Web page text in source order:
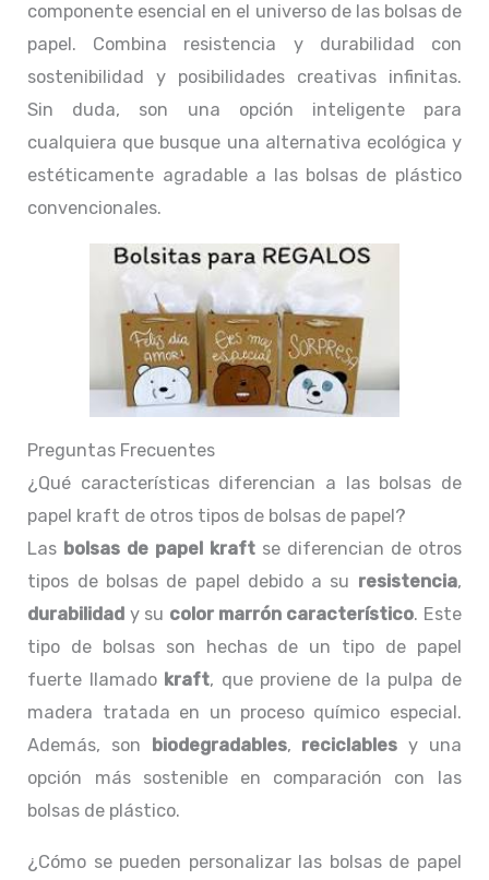
componente esencial en el universo de las bolsas de
papel. Combina resistencia y durabilidad con
sostenibilidad y posibilidades creativas infinitas.
Sin duda, son una opción inteligente para
cualquiera que busque una alternativa ecológica y
estéticamente agradable a las bolsas de plástico
convencionales.
Preguntas Frecuentes
¿Qué características diferencian a las bolsas de
papel kraft de otros tipos de bolsas de papel?
Las bolsas de papel kraft se diferencian de otros
tipos de bolsas de papel debido a su resistencia,
durabilidad y su color marrón característico. Este
tipo de bolsas son hechas de un tipo de papel
fuerte llamado kraft, que proviene de la pulpa de
madera tratada en un proceso químico especial.
Además, son
biodegradables, reciclables y una
opción más sostenible en comparación con las
bolsas de plástico.
¿Cómo se pueden personalizar las bolsas de papel